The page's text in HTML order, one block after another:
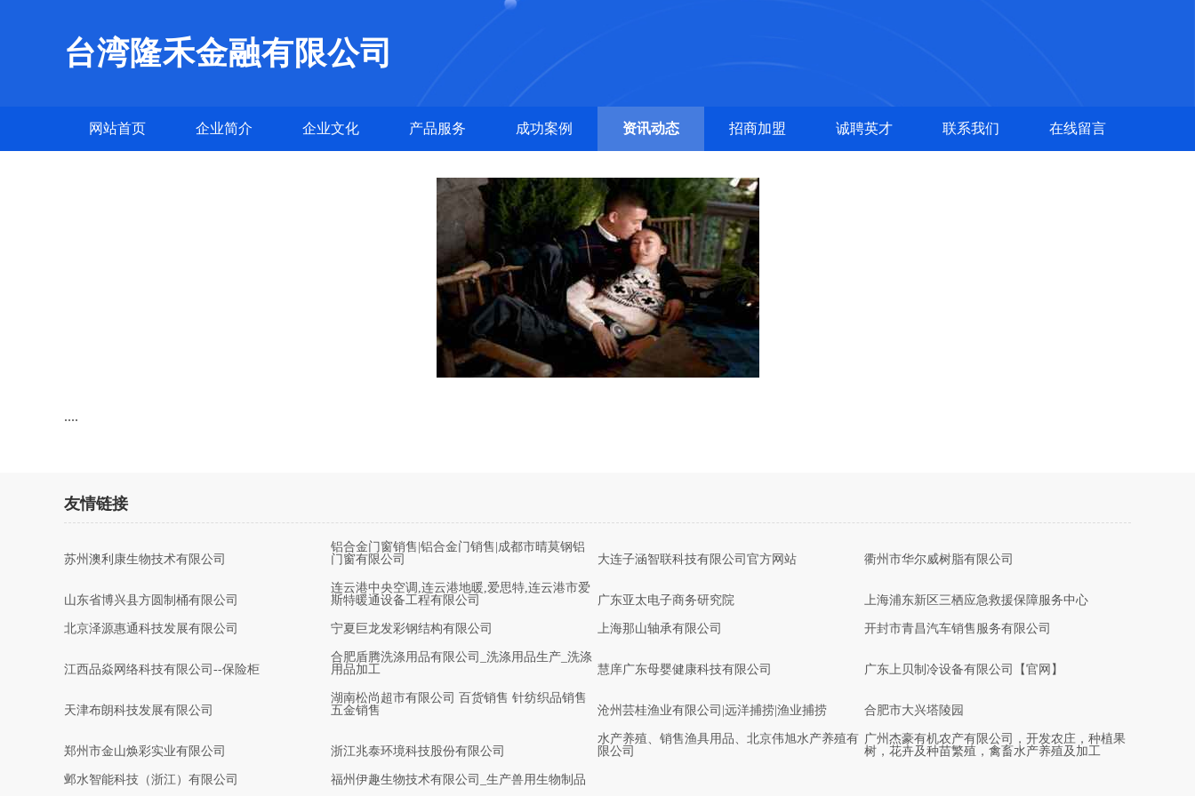
台湾隆禾金融有限公司
网站首页 企业简介 企业文化 产品服务 成功案例 资讯动态 招商加盟 诚聘英才 联系我们 在线留言
....
友情链接
苏州澳利康生物技术有限公司
铝合金门窗销售|铝合金门销售|成都市晴莫钢铝
门窗有限公司
大连子涵智联科技有限公司官方网站 衢州市华尔威树脂有限公司
山东省博兴县方圆制桶有限公司
连云港中央空调,连云港地暖,爱思特,连云港市爱
斯特暖通设备工程有限公司
广东亚太电子商务研究院 上海浦东新区三栖应急救援保障服务中心
北京泽源惠通科技发展有限公司 宁夏巨龙发彩钢结构有限公司 上海那山轴承有限公司 开封市青昌汽车销售服务有限公司
江西品焱网络科技有限公司--保险柜
合肥盾腾洗涤用品有限公司_洗涤用品生产_洗涤
用品加工
慧庠广东母婴健康科技有限公司 广东上贝制冷设备有限公司【官网】
天津布朗科技发展有限公司
湖南松尚超市有限公司 百货销售 针纺织品销售
五金销售
沧州芸桂渔业有限公司|远洋捕捞|渔业捕捞 合肥市大兴塔陵园
郑州市金山焕彩实业有限公司 浙江兆泰环境科技股份有限公司
水产养殖、销售渔具用品、北京伟旭水产养殖有
限公司
广州杰豪有机农产有限公司，开发农庄，种植果
树，花卉及种苗繁殖，禽畜水产养殖及加工
邺水智能科技（浙江）有限公司 福州伊趣生物技术有限公司_生产兽用生物制品